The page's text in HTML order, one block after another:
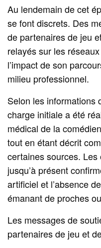
Au lendemain de cet
se font discrets. Des
de partenaires de jeu
relayés sur les
l’impact de son
milieu professionnel.
Selon les informations
charge initiale a été
médical de la
tout en étant décrit
certaines sources.
jusqu’à présent
artificiel et l’absence
émanant de proches
Les messages de
partenaires de jeu et